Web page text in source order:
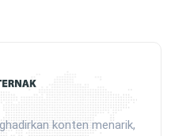
konten menarik,